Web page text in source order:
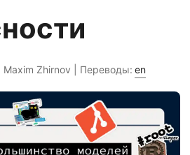
Maxim Zhirnov | Переводы: en